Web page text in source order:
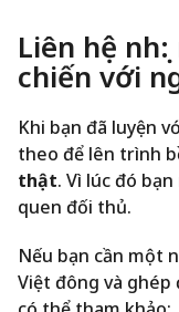
Liên hệ
chiến với
Khi bạn đã luyện
theo để lên trình
thật. Vì lúc đó
quen đối thủ.
Nếu bạn cần một
Việt đông và